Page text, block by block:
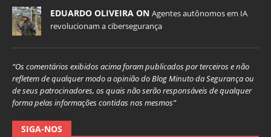
EDUARDO OLIVEIRA ON Agentes autônomos em IA
revolucionam a cibersegurança
“Os comentários exibidos acima foram publicados por terceiros e não
refletem de qualquer modo a opinião do Blog Minuto da Segurança ou
de seus patrocinadores, os quais não serão responsáveis de qualquer
forma pelas informações contidas nos mesmos”
SIGA-NOS